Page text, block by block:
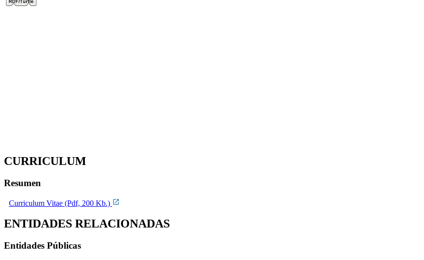
CURRICULUM
Resumen
Curriculum Vitae (Pdf, 200 Kb.)
ENTIDADES RELACIONADAS
Entidades Públicas